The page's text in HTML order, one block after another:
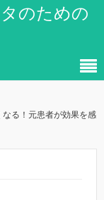
のための
る！元患者が効果を感